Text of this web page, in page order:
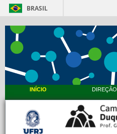
BRASIL
INÍCIO DIREÇÃO